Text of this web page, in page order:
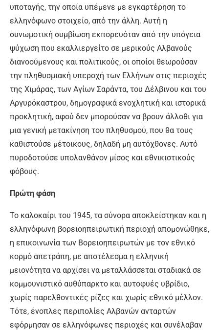
υποταγής, την οποία υπέμενε με εγκαρτέρηση το
ελληνόφωνο στοιχείο, από την άλλη. Αυτή η
συνωμοτική συμβίωση εκπορευόταν από την υπόγεια
ψύχωση που εκαλλιεργείτο σε μερικούς Αλβανούς
διανοούμενους και πολιτικούς, οι οποίοι θεωρούσαν
την πληθυσμιακή υπεροχή των Ελλήνων στις περιοχές
της Χιμάρας, των Αγίων Σαράντα, του Δέλβινου και του
Αργυρόκαστρου, δημογραφικά ενοχλητική και ιστορικά
προκλητική, αφού δεν μπορούσαν να βρουν άλλοθι για
μια γενική μετακίνηση του πληθυσμού, που θα τους
καθιστούσε μέτοικους, δηλαδή μη αυτόχθονες. Αυτό
πυροδοτούσε υπολανθάνον μίσος και εθνικιστικούς
φόβους.
Πρώτη φάση
Το καλοκαίρι του 1945, τα σύνορα αποκλείστηκαν και η
ελληνόφωνη βορειοηπειρωτική περιοχή απομονώθηκε,
η επικοινωνία των Βορειοηπειρωτών με τον εθνικό
κορμό απετράπη, με αποτέλεσμα η ελληνική
μειονότητα να αρχίσει να μεταλλάσσεται σταδιακά σε
κομμουνιστικό αυθύπαρκτο και αυτοφυές υβρίδιο,
χωρίς παρελθοντικές ρίζες και χωρίς εθνικό μέλλον.
Τότε, ένοπλες περιπολίες Αλβανών ανταρτών
εφόρμησαν σε ελληνόφωνες περιοχές και συνέλαβαν